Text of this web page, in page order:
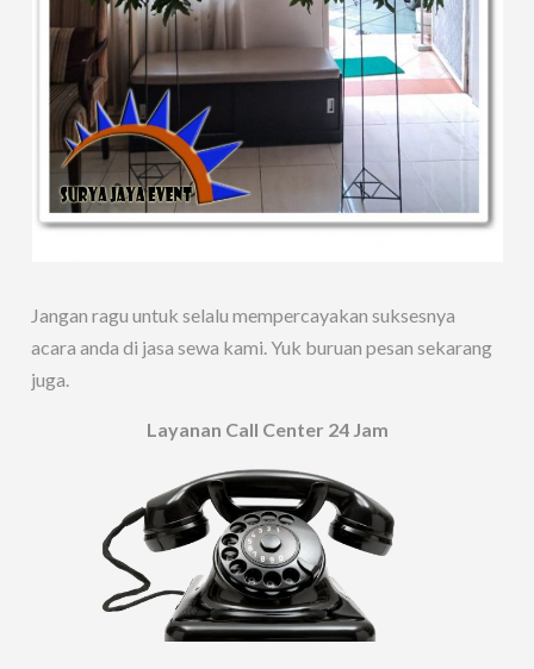
Jangan ragu untuk selalu mempercayakan suksesnya
acara anda di jasa sewa kami. Yuk buruan pesan sekarang
juga.
Layanan Call Center 24 Jam